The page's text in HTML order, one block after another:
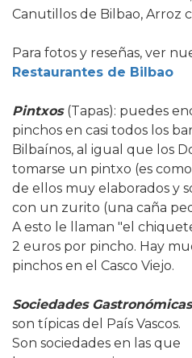
Canutillos de Bilbao, Arroz
Para fotos y reseñas, ver
Restaurantes de Bilbao
Pintxos (Tapas): puedes
pinchos en casi todos los
Bilbaínos, al igual que los
tomarse un pintxo (es
de ellos muy elaborados y
con un zurito (una caña
A esto le llaman "el
2 euros por pincho. Hay
pinchos en el Casco Viejo.
Sociedades
son típicas del País Vascos.
Son sociedades en las que